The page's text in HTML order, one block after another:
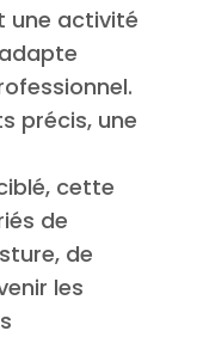
une activité
précis, une
cette
de
de
les